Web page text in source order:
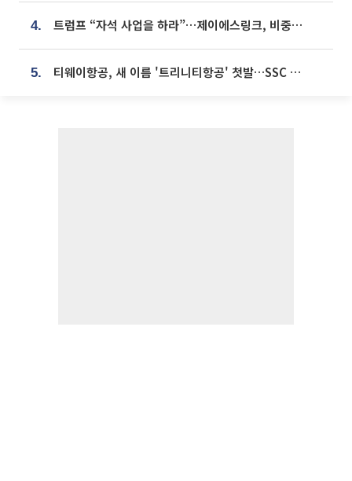
4. 트럼프 “자석 사업을 하라”…제이에스링크, 비중국 영구자석 공급망 구축 속도
5. 티웨이항공, 새 이름 '트리니티항공' 첫발…SSC 전략 본격화